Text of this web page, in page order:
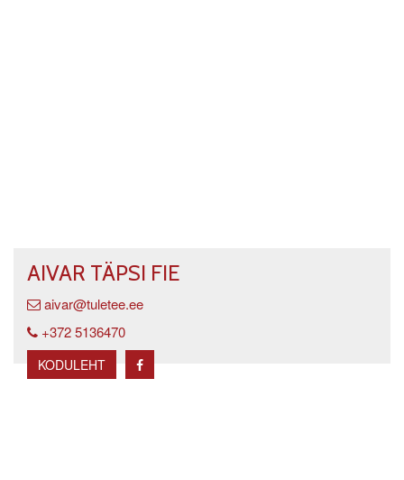
AIVAR TÄPSI FIE
aivar@tuletee.ee
+372 5136470
KODULEHT